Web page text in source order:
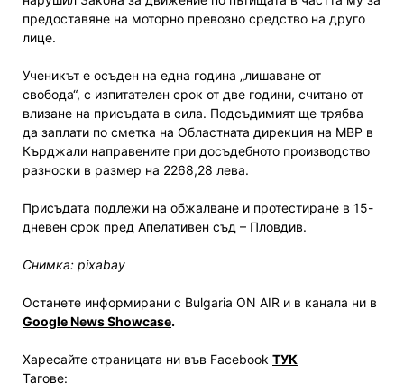
предоставяне на моторно превозно средство на друго
лице.
Ученикът е осъден на една година „лишаване от
свобода“, с изпитателен срок от две години, считано от
влизане на присъдата в сила. Подсъдимият ще трябва
да заплати по сметка на Областната дирекция на МВР в
Кърджали направените при досъдебното производство
разноски в размер на 2268,28 лева.
Присъдата подлежи на обжалване и протестиране в 15-
дневен срок пред Апелативен съд – Пловдив.
Снимка: pixabay
Останете информирани с Bulgaria ON AIR и в канала ни в
Google News Showcase.
Харесайте страницата ни във Facebook ТУК
Тагове: